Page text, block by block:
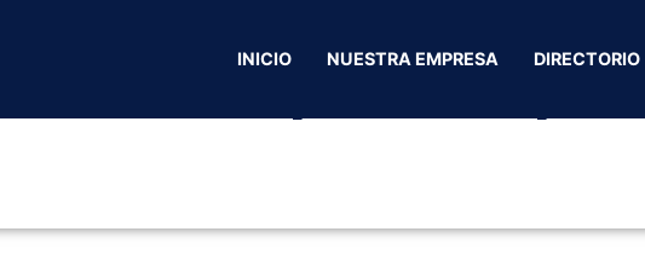
INICIO NUESTRA EMPRESA DIRECTORIO
Tapicería El puma